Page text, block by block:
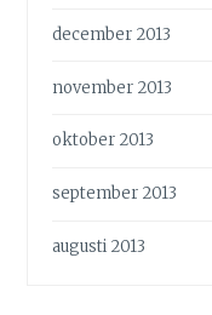
december 2013
november 2013
oktober 2013
september 2013
augusti 2013